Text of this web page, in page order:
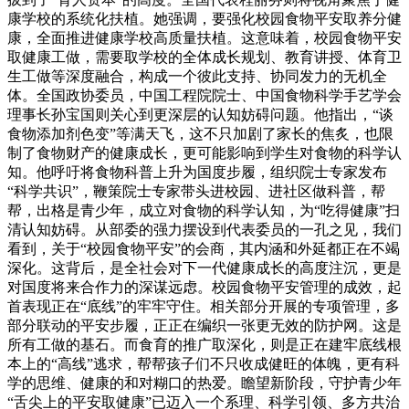
康学校的系统化扶植。她强调，要强化校园食物平安取养分健
康，全面推进健康学校高质量扶植。这意味着，校园食物平安
取健康工做，需要取学校的全体成长规划、教育讲授、体育卫
生工做等深度融合，构成一个彼此支持、协同发力的无机全
体。全国政协委员，中国工程院院士、中国食物科学手艺学会
理事长孙宝国则关心到更深层的认知妨碍问题。他指出，“谈
食物添加剂色变”等满天飞，这不只加剧了家长的焦炙，也限
制了食物财产的健康成长，更可能影响到学生对食物的科学认
知。他呼吁将食物科普上升为国度步履，组织院士专家发布
“科学共识”，鞭策院士专家带头进校园、进社区做科普，帮
帮，出格是青少年，成立对食物的科学认知，为“吃得健康”扫
清认知妨碍。从部委的强力摆设到代表委员的一孔之见，我们
看到，关于“校园食物平安”的会商，其内涵和外延都正在不竭
深化。这背后，是全社会对下一代健康成长的高度注沉，更是
对国度将来合作力的深谋远虑。校园食物平安管理的成效，起
首表现正在“底线”的牢牢守住。相关部分开展的专项管理，多
部分联动的平安步履，正正在编织一张更无效的防护网。这是
所有工做的基石。而食育的推广取深化，则是正在建牢底线根
本上的“高线”逃求，帮帮孩子们不只收成健旺的体魄，更有科
学的思维、健康的和对糊口的热爱。瞻望新阶段，守护青少年
“舌尖上的平安取健康”已迈入一个系理、科学引领、多方共治